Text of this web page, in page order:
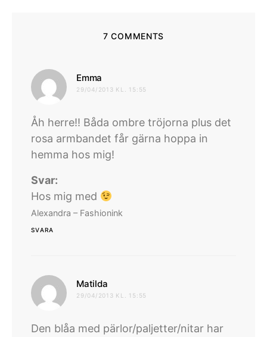
7 COMMENTS
Emma
29/04/2013 KL. 15:55
Åh herre!! Båda ombre tröjorna plus det
rosa armbandet får gärna hoppa in
hemma hos mig!
Svar:
Hos mig med
Alexandra – Fashionink
SVARA
Matilda
29/04/2013 KL. 15:55
Den blåa med pärlor/paljetter/nitar har